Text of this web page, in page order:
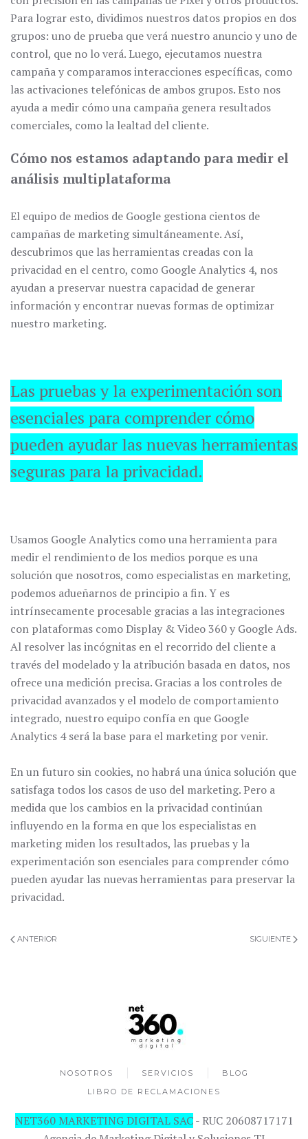
Para lograr esto, dividimos nuestros datos propios en dos
grupos: uno de prueba que verá nuestro anuncio y uno de
control, que no lo verá. Luego, ejecutamos nuestra
campaña y comparamos interacciones específicas, como
las activaciones telefónicas de ambos grupos. Esto nos
ayuda a medir cómo una campaña genera resultados
comerciales, como la lealtad del cliente.
Cómo nos estamos adaptando para medir el
análisis multiplataforma
El equipo de medios de Google gestiona cientos de
campañas de marketing simultáneamente. Así,
descubrimos que las herramientas creadas con la
privacidad en el centro, como Google Analytics 4, nos
ayudan a preservar nuestra capacidad de generar
información y encontrar nuevas formas de optimizar
nuestro marketing.
Las pruebas y la experimentación son
esenciales para comprender cómo
pueden ayudar las nuevas herramientas
seguras para la privacidad.
Usamos Google Analytics como una herramienta para
medir el rendimiento de los medios porque es una
solución que nosotros, como especialistas en marketing,
podemos adueñarnos de principio a fin. Y es
intrínsecamente procesable gracias a las integraciones
con plataformas como Display & Video 360 y Google Ads.
Al resolver las incógnitas en el recorrido del cliente a
través del modelado y la atribución basada en datos, nos
ofrece una medición precisa. Gracias a los controles de
privacidad avanzados y el modelo de comportamiento
integrado, nuestro equipo confía en que Google
Analytics 4 será la base para el marketing por venir.
En un futuro sin cookies, no habrá una única solución que
satisfaga todos los casos de uso del marketing. Pero a
medida que los cambios en la privacidad continúan
influyendo en la forma en que los especialistas en
marketing miden los resultados, las pruebas y la
experimentación son esenciales para comprender cómo
pueden ayudar las nuevas herramientas para preservar la
privacidad.
ANTERIOR SIGUIENTE
NOSOTROS SERVICIOS
BLOG
LIBRO DE RECLAMACIONES
NET360 MARKETING DIGITAL SAC- RUC 20608717171